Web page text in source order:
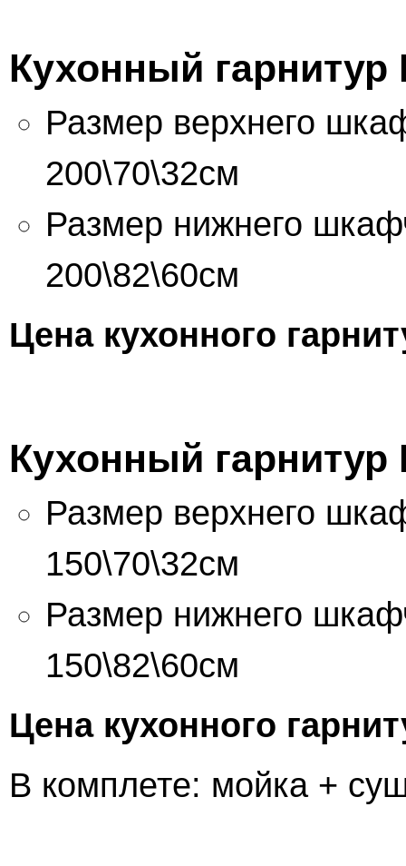
Кухонный гарнитур
Размер верхнего
200\70\32см
Размер нижнего
200\82\60см
Цена кухонного
Кухонный гарнитур
Размер верхнего
150\70\32см
Размер нижнего
150\82\60см
Цена кухонного
В комплете: мойка +